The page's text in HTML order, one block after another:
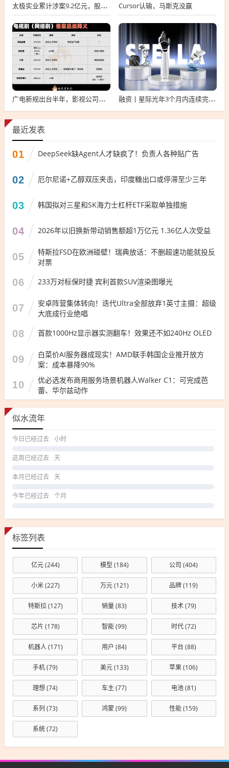
太极实业累计涉案9.2亿元，股价一周跌超30%，子公司起诉讨要6396万工程款 Cursor认输，马斯克没赢
广电新规出台半年，影视公司看懂这套“IP宇宙说明书”了吗？ 融资丨星际光年3个月内连续完成2轮融资，累计融资亿元
最近发表
01 DeepSeek缺Agent人才缺疯了！负责人各种贴广告
02 厄尔尼诺+乙醇双压夹击，印度糖出口或停滞至少三年
03 韩国拟对三星和SK海力士杠杆ETF采取单独措施
04 2026年以旧换新带动销售额超1万亿元 1.36亿人次受益
05
特斯拉FSD在欧洲碰壁！瑞典放话：不删超速功能就投反
对票
06 233万对标保时捷 宾利首款SUV渲染图曝光
07
安卓阵营集体转向！迭代Ultra全部放弃1英寸主摄：超级
大底成行业绝唱
08 首款1000Hz显示器实测翻车！效果还不如240Hz OLED
09
白菜价AI服务器成现实！AMD联手韩国企业推开放方
案：成本暴降90%
10
优必选发布商用服务场景机器人Walker C1：可完成芭
蕾、华尔兹动作
似水流年
今日已经过去 小时
这周已经过去 天
本月已经过去 天
今年已经过去 个月
标签列表
亿元(244) 模型 (184) 公司 (404)
小米(227) 万元(121) 品牌(119)
特斯拉(127) 销量(83) 技术(79)
芯片 (178) 智能(99) 时代(72)
机器人(171) 用户 (84) 平台 (88)
手机(79) 美元(133) 苹果(106)
理想(74) 车主 (77) 电池(81)
系列 (73) 鸿蒙(99) 性能(159)
系统(72)